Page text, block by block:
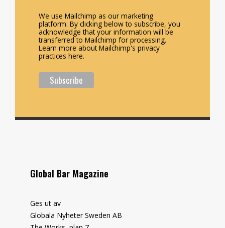
We use Mailchimp as our marketing
platform. By clicking below to subscribe, you
acknowledge that your information will be
transferred to Mailchimp for processing.
Learn more about Mailchimp's privacy
practices here.
Global Bar Magazine
Ges ut av
Globala Nyheter Sweden AB